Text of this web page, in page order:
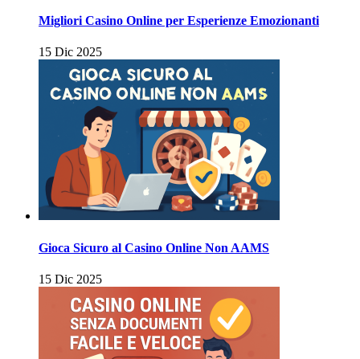
Migliori Casino Online per Esperienze Emozionanti
15 Dic 2025
Gioca Sicuro al Casino Online Non AAMS
15 Dic 2025